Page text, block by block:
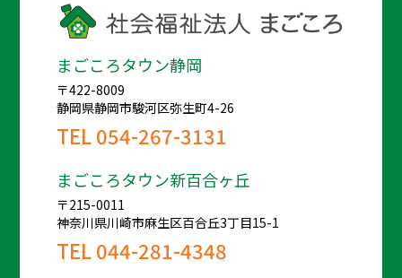
まごころタウン静岡
〒422-8009
静岡県静岡市駿河区弥生町4-26
TEL054-267-3131
まごころタウン新百合ヶ丘
〒215-0011
神奈川県川崎市麻生区百合丘3丁目15-1
TEL044-281-4348